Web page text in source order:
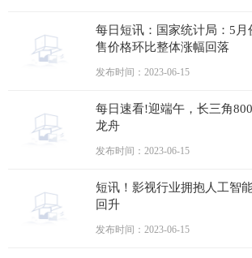
每日短讯：国家统计局：5月
售价格环比整体涨幅回落
发布时间：2023-06-15
每日速看!迎端午，长三角
龙舟
发布时间：2023-06-15
短讯！影视行业拥抱人工智
回升
发布时间：2023-06-15